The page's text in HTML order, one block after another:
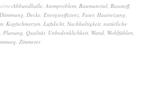
Abbundhalle, Atemproblem, Baumaterial, Baustoff,
Dämmung, Decke, Energieeffizienz, Faser, Hautreizung,
, Kopfschmerzen, Luftdicht, Nachhaltigkeit, natürliche
, Planung, Qualität, Unbedenklichkeit, Wand, Wohlfühlen,
, Zimmerer